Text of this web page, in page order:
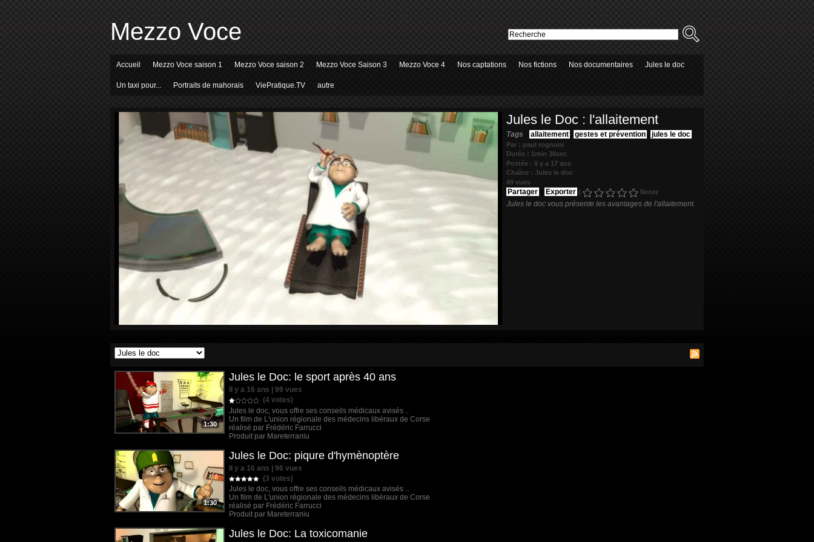
Mezzo Voce
Accueil Mezzo Voce saison 1 Mezzo Voce saison 2 Mezzo Voce Saison 3 Mezzo Voce 4 Nos captations Nos fictions Nos documentaires Jules le doc
Un taxi pour... Portraits de mahorais ViePratique.TV autre
Jules le Doc : l'allaitement
Tags allaitement gestes et prévention jules le doc
Par : paul rognoni
Durée : 1min 30sec
Postée : Il y a 17 ans
Chaîne : Jules le doc
49 vues
Partager Exporter | Notez
Jules le doc vous présente les avantages de l'allaitement.
1:30
Jules le Doc: le sport après 40 ans
Il y a 16 ans | 99 vues
(4 votes)
Jules le doc, vous offre ses conseils médicaux avisés ..
Un film de L'union régionale des médecins libéraux de Corse
réalisé par Frédéric Farrucci
Produit par Mareterraniu
1:30
Jules le Doc: piqure d'hymènoptère
Il y a 16 ans | 96 vues
(3 votes)
Jules le doc, vous offre ses conseils médicaux avisés ..
Un film de L'union régionale des médecins libéraux de Corse
réalisé par Frédéric Farrucci
Produit par Mareterraniu
Jules le Doc: La toxicomanie